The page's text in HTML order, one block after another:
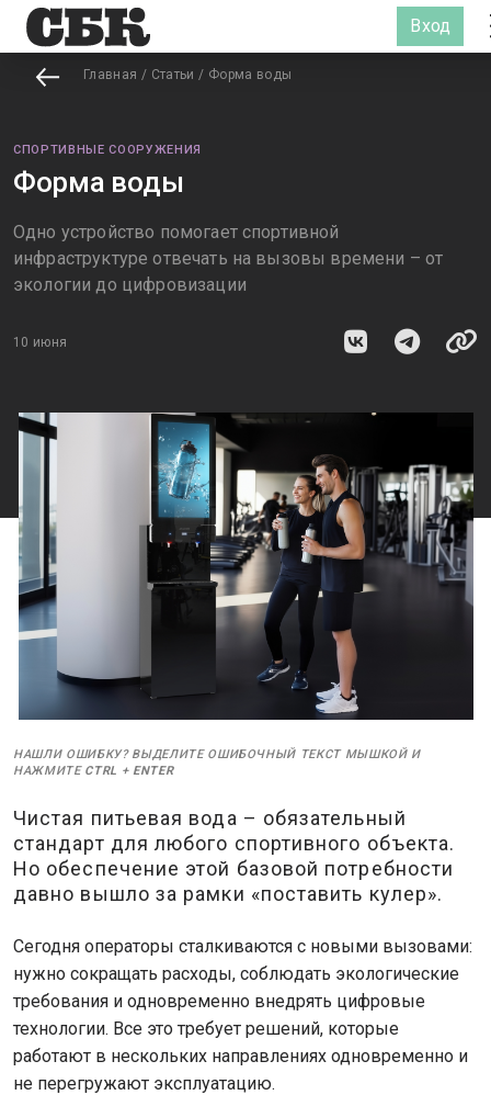
Вход
Главная / Статьи / Форма воды
СПОРТИВНЫЕ СООРУЖЕНИЯ
Форма воды
Одно устройство помогает спортивной
инфраструктуре отвечать на вызовы времени – от
экологии до цифровизации
10 июня
НАШЛИ ОШИБКУ? ВЫДЕЛИТЕ ОШИБОЧНЫЙ ТЕКСТ МЫШКОЙ И
НАЖМИТЕ CTRL + ENTER
Чистая питьевая вода – обязательный
стандарт для любого спортивного объекта.
Но обеспечение этой базовой потребности
давно вышло за рамки «поставить кулер».
Сегодня операторы сталкиваются с новыми вызовами:
нужно сокращать расходы, соблюдать экологические
требования и одновременно внедрять цифровые
технологии. Все это требует решений, которые
работают в нескольких направлениях одновременно и
не перегружают эксплуатацию.